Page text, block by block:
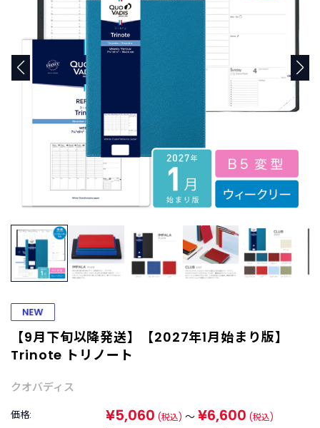
C
ゴ
ー
か
ら
す
B
R
N
ブ
【9月下旬以降発送】【2027年1月始まり版】
Trinote トリノート
クオバディス
価格: ¥5,060 (税込) ～ ¥6,600 (税込)